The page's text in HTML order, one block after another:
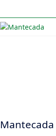
Mantecada